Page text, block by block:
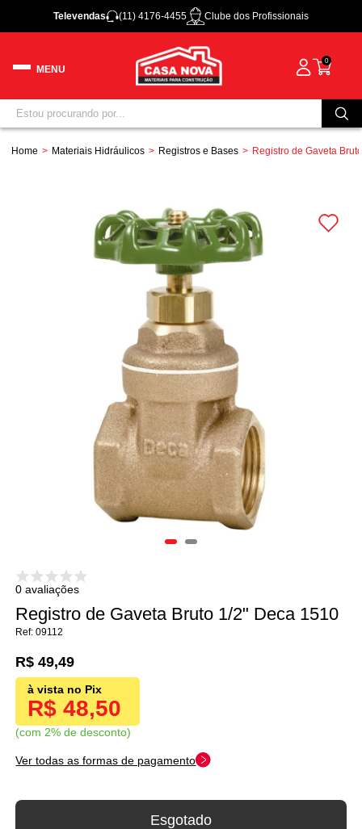
Televendas (11) 4176-4455 Clube dos Profissionais
0
Home Materiais Hidráulicos Registros e Bases Registro de Gaveta
0 avaliações
Registro de Gaveta Bruto 1/2" Deca 1510
09112
R$ 48,50
com 2% de desconto
R$ 49,49
Ver todas as formas de pagamento
Esgotado